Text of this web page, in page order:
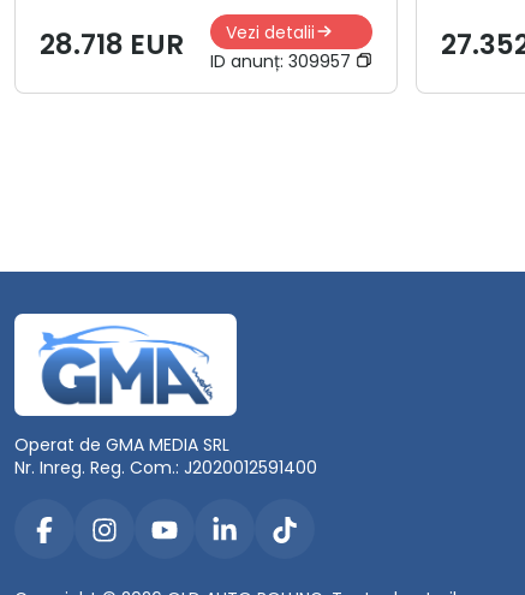
28.718 EUR
Vezi detalii
ID anunț: 309957
Operat de GMA MEDIA SRL
Nr. Inreg. Reg. Com.: J2020012591400